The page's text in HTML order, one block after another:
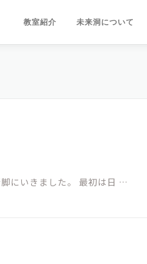
教室紹介 未来洞について
にいきました。 最初は日 …